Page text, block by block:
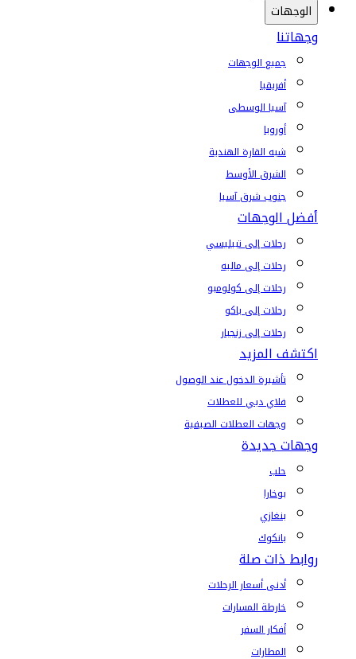
الوجهات
وجهاتنا
جميع الوجهات
أفريقيا
آسيا الوسطى
أوروبا
شبه القارة الهندية
الشرق الأوسط
جنوب شرق آسيا
أفضل الوجهات
رحلات إلى تبيليسي
رحلات إلى ماليه
رحلات إلى كولومبو
رحلات إلى باكو
رحلات إلى زنجبار
اكتشف المزيد
تأشيرة الدخول عند الوصول
فلاي دبي للعطلات
وجهات العطلات الصيفية
وجهات جديدة
حلب
بوخارا
بنغازي
بانكوك
روابط ذات صلة
أدنى أسعار الرحلات
خارطة المسارات
أفكار السفر
المطارات